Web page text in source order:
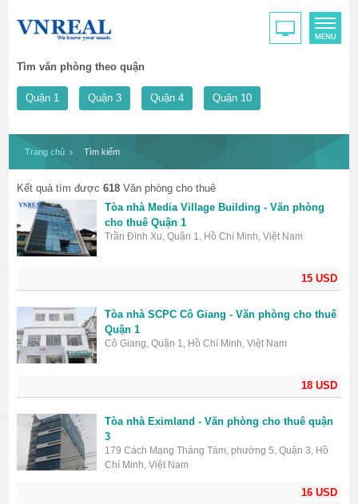
Tìm văn phòng theo quận
Quận 1 Quận 3 Quận 4 Quận 10
Trang chủ Tìm kiếm
Kết quả tìm được618 Văn phòng cho thuê
15 USD
Tòa nhà Media Village Building - Văn phòng
cho thuê Quận 1
Trần Đình Xu, Quận 1, Hồ Chí Minh, Việt Nam
18 USD
Tòa nhà SCPC Cô Giang - Văn phòng cho thuê
Quận 1
Cô Giang, Quận 1, Hồ Chí Minh, Việt Nam
16 USD
Tòa nhà Eximland - Văn phòng cho thuê quận
3
179 Cách Mạng Tháng Tám, phường 5, Quận 3, Hồ
Chí Minh, Việt Nam